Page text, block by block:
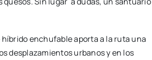
enchufable aporta a la ruta una
desplazamientos urbanos y en los